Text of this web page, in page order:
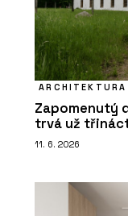
ARCHITEKTURA
Zapomenutý
trvá už
11. 6. 2026